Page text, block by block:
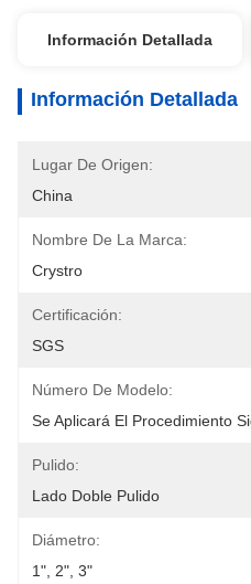
Información Detallada
Información Detallada
Lugar De Origen:
China
Nombre De La Marca:
Crystro
Certificación:
SGS
Número De Modelo:
Se Aplicará El Procedimiento
Pulido:
Lado Doble Pulido
Diámetro:
1", 2", 3"